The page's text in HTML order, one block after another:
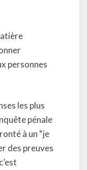
personnes
les plus
pénale
à un “je
des preuves